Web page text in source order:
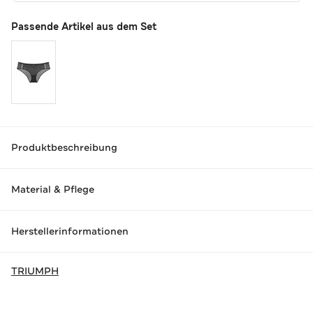
Passende Artikel aus dem Set
Produktbeschreibung
Material & Pflege
Herstellerinformationen
TRIUMPH